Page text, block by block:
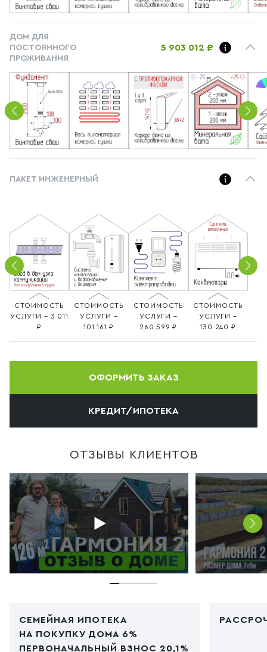
ДОМ ДЛЯ
ПОСТОЯННОГО
ПРОЖИВАНИЯ
5 903 012 ₽
ПАКЕТ ИНЖЕНЕРНЫЙ
СТОИМОСТЬ
УСЛУГИ – 3 011
СТОИМОСТЬ
УСЛУГИ –
101 161
СТОИМОСТЬ
УСЛУГИ –
260 599
СТОИМОСТЬ
УСЛУГИ –
130 240
ОФОРМИТЬ ЗАКАЗ
КРЕДИТ/ИПОТЕКА
ОТЗЫВЫ КЛИЕНТОВ
СЕМЕЙНАЯ ИПОТЕКА
НА ПОКУПКУ ДОМА 6%
ПЕРВОНАЧАЛЬНЫЙ ВЗНОС 20,1%